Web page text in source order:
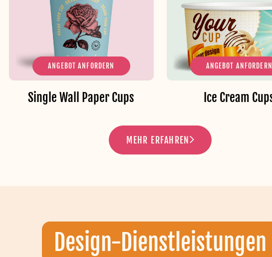
ANGEBOT ANFORDERN
Single Wall Paper Cups
ANGEBOT ANFORDERN
Ice Cream
MEHR ERFAHREN
Design-Dienstleistungen